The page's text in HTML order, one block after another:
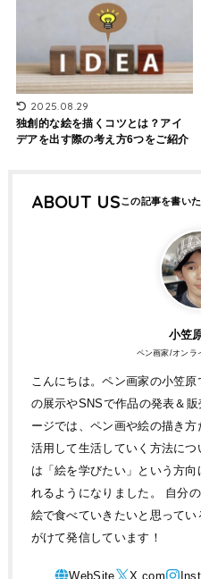
2025.08.29
独創的な絵を描くコツとは？アイ
デアを出す際の考え方6つをご紹介
ABOUT US
小笠
ペン画家/オンラ
こんにちは。ペン画家の小笠
の展示やSNSで作品の発表＆
ージでは、ペン画や絵の描き
活用して生活していく方法に
は「絵を学びたい」という方
れるようになりました。 自分
絵で食べていきたいと思って
がけて発信しています！